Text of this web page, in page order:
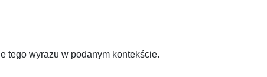
tego wyrazu w podanym kontekście.